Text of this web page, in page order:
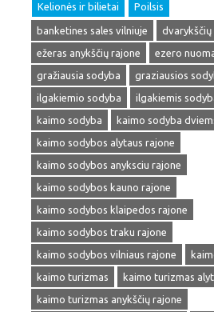
Kelionės ir bilietai Poilsis
banketines sales vilniuje
dvarykščių
ežeras anykščių rajone
ezero
gražiausia sodyba
graziausios
ilgakiemio sodyba
ilgakiemis
kaimo sodyba
kaimo sodyba
kaimo sodybos alytaus rajone
kaimo sodybos anyksciu rajone
kaimo sodybos kauno rajone
kaimo sodybos klaipedos rajone
kaimo sodybos traku rajone
kaimo sodybos vilniaus rajone
kaimo turizmas
kaimo turizmas
kaimo turizmas anykščių rajone